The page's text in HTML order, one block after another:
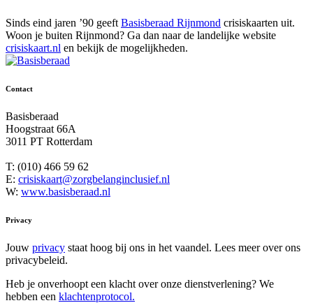
Sinds eind jaren ’90 geeft Basisberaad Rijnmond crisiskaarten uit.
Woon je buiten Rijnmond? Ga dan naar de landelijke website
crisiskaart.nl en bekijk de mogelijkheden.
Contact
Basisberaad
Hoogstraat 66A
3011 PT Rotterdam
T: (010) 466 59 62
E: crisiskaart@zorgbelanginclusief.nl
W: www.basisberaad.nl
Privacy
Jouw privacy staat hoog bij ons in het vaandel. Lees meer over ons
privacybeleid.
Heb je onverhoopt een klacht over onze dienstverlening? We
hebben een klachtenprotocol.